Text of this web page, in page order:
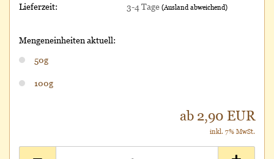
Lieferzeit: 3-4 Tage (Ausland abweichend)
Mengeneinheiten aktuell:
50g
100g
ab 2,90 EUR
inkl. 7% MwSt.